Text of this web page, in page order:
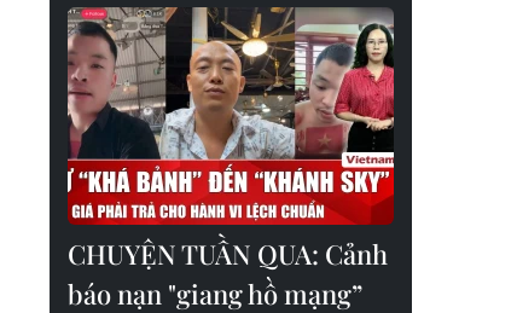
CHUYỆN TUẦN QUA: Cảnh
báo nạn "giang hồ mạng”